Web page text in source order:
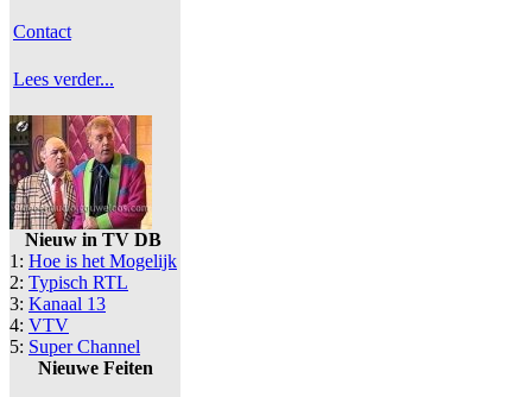
Contact
Lees verder...
Nieuw in TV DB
1: Hoe is het Mogelijk
2: Typisch RTL
3: Kanaal 13
4: VTV
5: Super Channel
Nieuwe Feiten